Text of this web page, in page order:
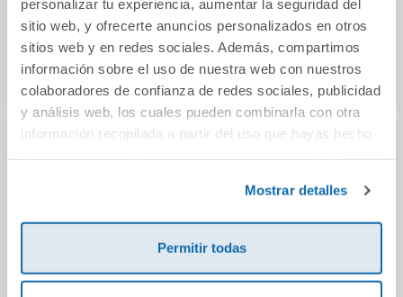
personalizar tu experiencia, aumentar la seguridad del
sitio web, y ofrecerte anuncios personalizados en otros
sitios web y en redes sociales. Además, compartimos
información sobre el uso de nuestra web con nuestros
colaboradores de confianza de redes sociales, publicidad
y análisis web, los cuales pueden combinarla con otra
información recopilada a partir del uso que hayas hecho
Mostrar detalles
Permitir todas
Barreras del
Comprar
Manu, detective
Comprar